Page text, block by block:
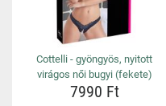
Cottelli - gyöngyös, nyitott
virágos női bugyi (fekete)
7990 Ft